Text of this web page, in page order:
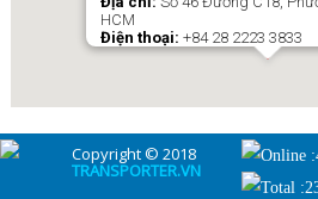
HCM
Điện thoại: +84 28 2223 3833
Copyright © 2018
TRANSPORTER.VN
Online
Total